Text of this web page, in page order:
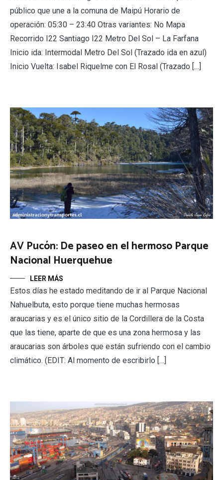
público que une a la comuna de Maipú Horario de
operación: 05:30 – 23:40 Otras variantes: No Mapa
Recorrido I22 Santiago I22 Metro Del Sol – La Farfana
Inicio ida: Intermodal Metro Del Sol (Trazado ida en azul)
Inicio Vuelta: Isabel Riquelme con El Rosal (Trazado […]
AV Pucón: De paseo en el hermoso Parque
Nacional Huerquehue
LEER MÁS
Estos días he estado meditando de ir al Parque Nacional
Nahuelbuta, esto porque tiene muchas hermosas
araucarias y es el único sitio de la Cordillera de la Costa
que las tiene, aparte de que es una zona hermosa y las
araucarias son árboles que están sufriendo con el cambio
climático. (EDIT: Al momento de escribirlo […]